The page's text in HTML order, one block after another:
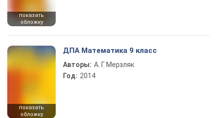
показать
обложку
показать
обложку
ДПА Математика 9 класс
Авторы: А. Г. Мерзляк
Год: 2014